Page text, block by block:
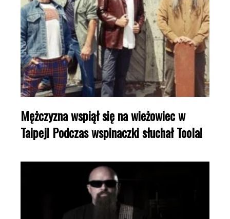
Mężczyzna wspiął się na wieżowiec w
Taipej! Podczas wspinaczki słuchał Toola!